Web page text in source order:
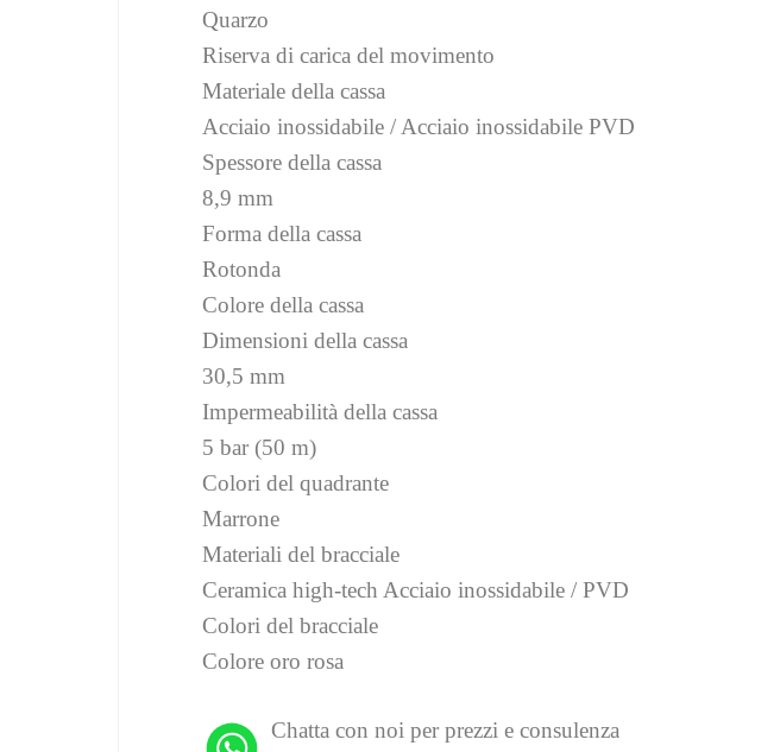
Quarzo
Riserva di carica del movimento
Materiale della cassa
Acciaio inossidabile / Acciaio inossidabile PVD
Spessore della cassa
8,9 mm
Forma della cassa
Rotonda
Colore della cassa
Dimensioni della cassa
30,5 mm
Impermeabilità della cassa
5 bar (50 m)
Colori del quadrante
Marrone
Materiali del bracciale
Ceramica high-tech Acciaio inossidabile / PVD
Colori del bracciale
Colore oro rosa
Chatta con noi per prezzi e consulenza